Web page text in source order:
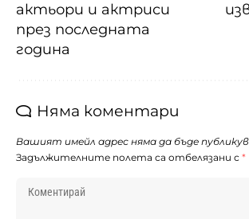
актьори и актриси
през последната
година
Няма коментари
Вашият имейл адрес няма да бъде
Задължителните полета са отбелязани с *